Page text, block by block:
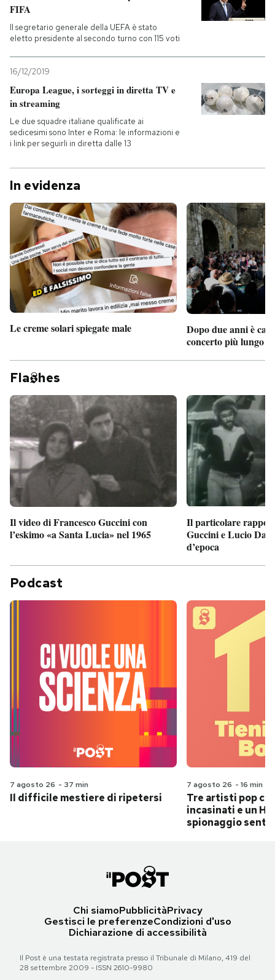
FIFA
Il segretario generale della UEFA è stato
eletto presidente al secondo turno con 115 voti
16/12/2019
Europa League, i sorteggi in diretta TV e
in streaming
Le due squadre italiane qualificate ai
sedicesimi sono Inter e Roma: le informazioni e
i link per seguirli in diretta dalle 13
In evidenza
Le creme solari spiegate male
Dopo due anni è
concerto più lungo
Fla hes
Il video di Francesco Guccini con
l’eskimo «a Santa Lucia» nel 1965
Il particolare
Guccini e Lucio
d’epoca
Podcast
7 agosto 26 - 37 min
Il difficile mestiere di ripetersi
7 agosto 26 - 16 min
Tre artisti pop
incasinati e un
spionaggio
Chi siamoPubblicitàPrivacy
Gestisci le preferenzeCondizioni d'uso
Dichiarazione di accessibilità
Il Post è una testata registrata presso il Tribunale di Milano, 419 del
28 settembre 2009 - ISSN 2610-9980